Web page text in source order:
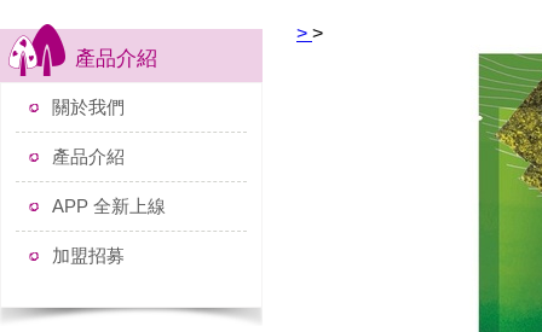
產品介紹
關於我們
產品介紹
APP 全新上線
加盟招募
> >